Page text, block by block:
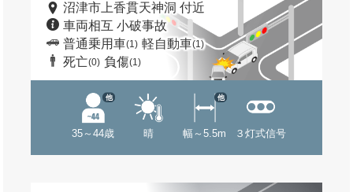
沼津市上香貫天神洞 付近
車両相互 小破事故
普通乗用車(1) 軽自動車(1)
死亡(0) 負傷(1)
35～44歳
他
晴 幅～5.5m
他
３灯式信号